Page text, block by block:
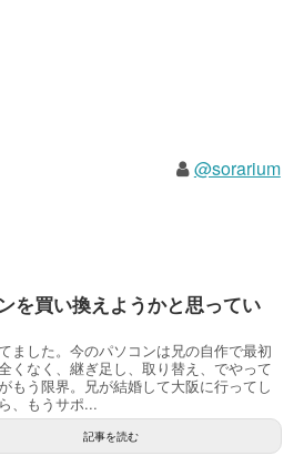
@sorarium
を買い換えようかと思ってい
ました。今のパソコンは兄の自作で最初
くなく、継ぎ足し、取り替え、でやって
もう限界。兄が結婚して大阪に行ってし
、もうサポ...
記事を読む